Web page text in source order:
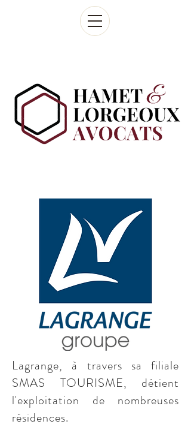
Lagrange, à travers sa filiale
SMAS TOURISME, détient
l'exploitation de nombreuses
résidences.